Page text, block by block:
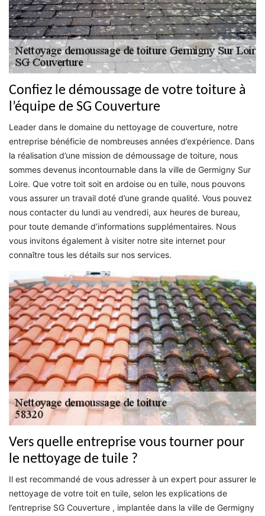
Confiez le démoussage de votre toiture à
l’équipe de SG Couverture
Leader dans le domaine du nettoyage de couverture, notre
entreprise bénéficie de nombreuses années d’expérience. Dans
la réalisation d’une mission de démoussage de toiture, nous
sommes devenus incontournable dans la ville de Germigny Sur
Loire. Que votre toit soit en ardoise ou en tuile, nous pouvons
vous assurer un travail doté d’une grande qualité. Vous pouvez
nous contacter du lundi au vendredi, aux heures de bureau,
pour toute demande d’informations supplémentaires. Nous
vous invitons également à visiter notre site internet pour
connaître tous les détails sur nos services.
Vers quelle entreprise vous tourner pour
le nettoyage de tuile ?
Il est recommandé de vous adresser à un expert pour assurer le
nettoyage de votre toit en tuile, selon les explications de
l’entreprise SG Couverture , implantée dans la ville de Germigny